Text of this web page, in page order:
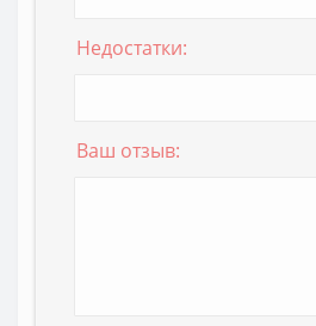
Недостатки:
Ваш отзыв: